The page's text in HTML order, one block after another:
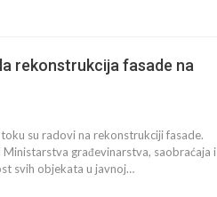
rekonstrukcija fasade na
su radovi na rekonstrukciji fasade.
građevinarstva, saobraćaja i
svih objekata u javnoj…